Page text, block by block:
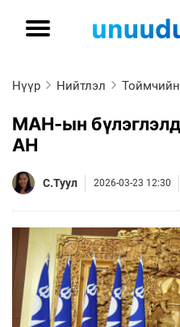
Нүүр Нийтлэл Тоймчийн
МАН-ын
АН
С.Туул 2026-03-23 12:30